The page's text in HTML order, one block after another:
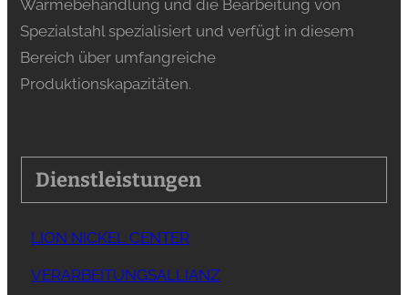
Wärmebehandlung und die Bearbeitung von
Spezialstahl spezialisiert und verfügt in diesem
Bereich über umfangreiche
Produktionskapazitäten.
Dienstleistungen
LION NICKEL CENTER
VERARBEITUNGSALLIANZ